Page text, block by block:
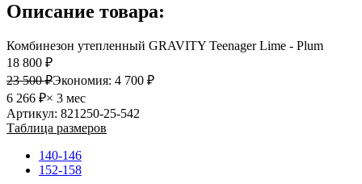
Описание товара:
Комбинезон утепленный GRAVITY Teenager Lime - Plum
18 800 ₽
23 500 ₽Экономия: 4 700 ₽
6 266 ₽× 3 мес
Артикул: 821250-25-542
Таблица размеров
140-146
152-158